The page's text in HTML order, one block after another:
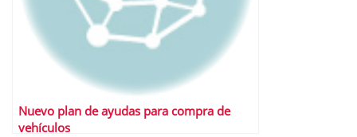
Nuevo plan de ayudas para compra de
vehículos